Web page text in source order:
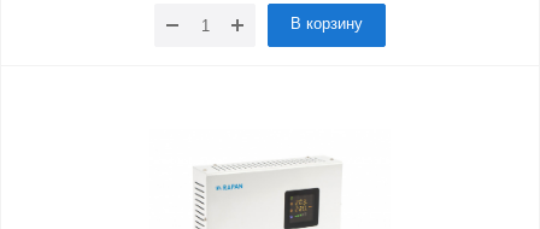
В корзину